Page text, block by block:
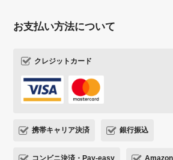
お支払い方法について
クレジットカード
携帯キャリア決済 銀行振込
コンビニ決済・Pay-easy